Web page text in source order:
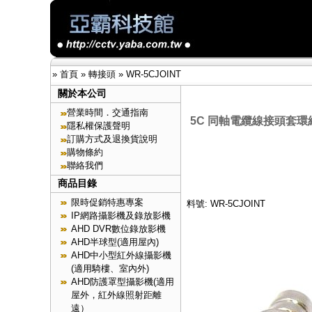
» 首頁 » 轉接頭 » WR-5CJOINT
關於本公司
營業時間．交通指南
隱私權保護聲明
訂購方式及退換貨說明
購物條約
聯絡我們
商品目錄
限時促銷特惠專案
IP網路攝影機及錄放影機
AHD DVR數位錄放影機
AHD半球型(適用屋內)
AHD中小型紅外線攝影機
(適用騎樓、室內外)
AHD防護罩型攝影機(適用
屋外，紅外線照射距離
遠）
5C 同軸電纜線接頭套環
料號: WR-5CJOINT